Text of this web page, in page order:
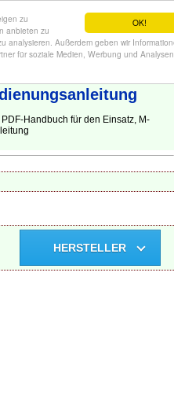
OK!
zu
anbieten zu
analysieren. Außerdem geben wir
für soziale Medien, Werbung und Analysen
Sie die deutsche Anleitung!
Handbuch für den Einsatz, M-
HERSTELLER